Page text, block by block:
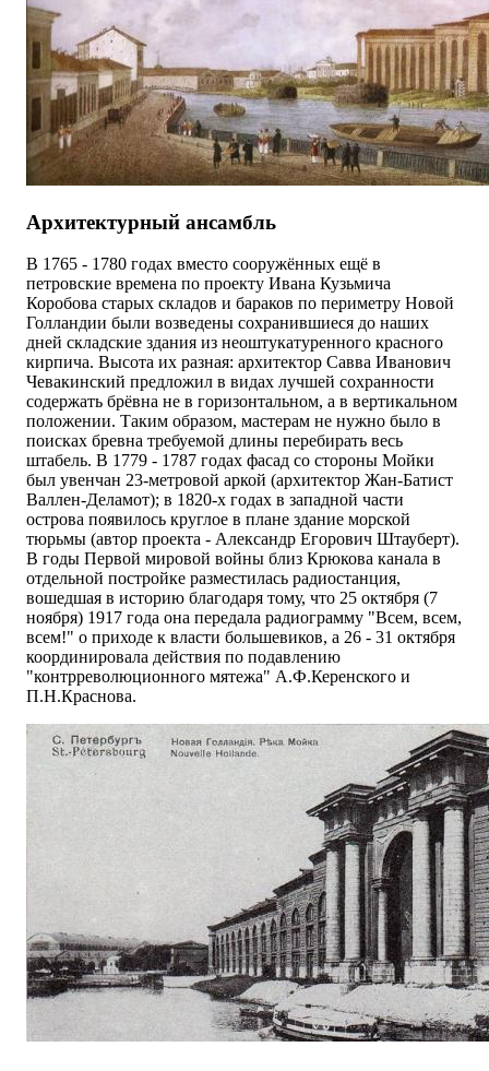
Архитектурный ансамбль
В 1765 - 1780 годах вместо сооружённых ещё в
петровские времена по проекту Ивана Кузьмича
Коробова старых складов и бараков по периметру Новой
Голландии были возведены сохранившиеся до наших
дней складские здания из неоштукатуренного красного
кирпича. Высота их разная: архитектор Савва Иванович
Чевакинский предложил в видах лучшей сохранности
содержать брёвна не в горизонтальном, а в вертикальном
положении. Таким образом, мастерам не нужно было в
поисках бревна требуемой длины перебирать весь
штабель. В 1779 - 1787 годах фасад со стороны Мойки
был увенчан 23-метровой аркой (архитектор Жан-Батист
Валлен-Деламот); в 1820-х годах в западной части
острова появилось круглое в плане здание морской
тюрьмы (автор проекта - Александр Егорович Штауберт).
В годы Первой мировой войны близ Крюкова канала в
отдельной постройке разместилась радиостанция,
вошедшая в историю благодаря тому, что 25 октября (7
ноября) 1917 года она передала радиограмму "Всем, всем,
всем!" о приходе к власти большевиков, а 26 - 31 октября
координировала действия по подавлению
"контрреволюционного мятежа" А.Ф.Керенского и
П.Н.Краснова.